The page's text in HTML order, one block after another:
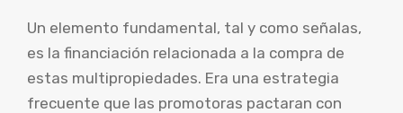
Un elemento fundamental, tal y como señalas,
es la financiación relacionada a la compra de
estas multipropiedades. Era una estrategia
frecuente que las promotoras pactaran con